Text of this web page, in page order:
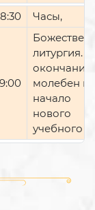
Часы,
литургия.
окончании
молебен
начало
нового
учебного